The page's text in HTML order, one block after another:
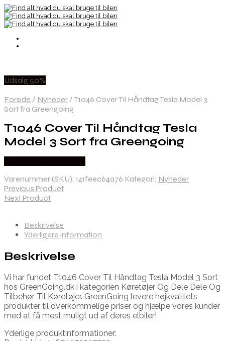
Udsalg 50%
Forside / Nyheder /T1046 Cover Til Håndtag Tesla Model 3
Sort fra Greengoing
T1046 Cover Til Håndtag Tesla
Model 3 Sort fra Greengoing
Varenummer (SKU): 141feec64a76 Kategori: Nyheder
Previous Product
Next Product
Beskrivelse
Yderligere information
Beskrivelse
Vi har fundet T1046 Cover Til Håndtag Tesla Model 3 Sort
hos GreenGoing.dk i kategorien Køretøjer Og Dele Dele Og
Tilbehør Til Køretøjer. GreenGoing levere højkvalitets
produkter til overkommelige priser og hjælpe vores kunder
med at få mest muligt ud af deres elbiler!
Yderlige produktinformationer: